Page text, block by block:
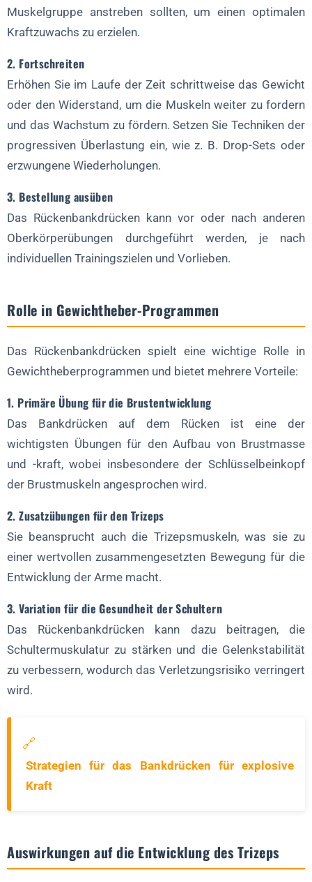
Muskelgruppe anstreben sollten, um einen optimalen
Kraftzuwachs zu erzielen.
2. Fortschreiten
Erhöhen Sie im Laufe der Zeit schrittweise das Gewicht
oder den Widerstand, um die Muskeln weiter zu fordern
und das Wachstum zu fördern. Setzen Sie Techniken der
progressiven Überlastung ein, wie z. B. Drop-Sets oder
erzwungene Wiederholungen.
3. Bestellung ausüben
Das Rückenbankdrücken kann vor oder nach anderen
Oberkörperübungen durchgeführt werden, je nach
individuellen Trainingszielen und Vorlieben.
Rolle in Gewichtheber-Programmen
Das Rückenbankdrücken spielt eine wichtige Rolle in
Gewichtheberprogrammen und bietet mehrere Vorteile:
1. Primäre Übung für die Brustentwicklung
Das Bankdrücken auf dem Rücken ist eine der
wichtigsten Übungen für den Aufbau von Brustmasse
und -kraft, wobei insbesondere der Schlüsselbeinkopf
der Brustmuskeln angesprochen wird.
2. Zusatzübungen für den Trizeps
Sie beansprucht auch die Trizepsmuskeln, was sie zu
einer wertvollen zusammengesetzten Bewegung für die
Entwicklung der Arme macht.
3. Variation für die Gesundheit der Schultern
Das Rückenbankdrücken kann dazu beitragen, die
Schultermuskulatur zu stärken und die Gelenkstabilität
zu verbessern, wodurch das Verletzungsrisiko verringert
wird.
🔗
Strategien für das Bankdrücken für explosive
Kraft
Auswirkungen auf die Entwicklung des Trizeps